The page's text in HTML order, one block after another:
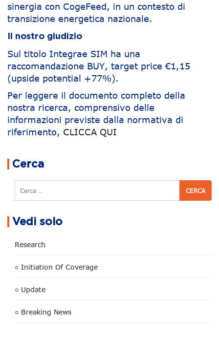
sinergia con CogeFeed, in un contesto di
transizione energetica nazionale.
Il nostro giudizio
Sul titolo Integrae SIM ha una
raccomandazione BUY, target price €1,15
(upside potential +77%).
Per leggere il documento completo della
nostra ricerca, comprensivo delle
informazioni previste dalla normativa di
riferimento, CLICCA QUI
Cerca
Cerca
Vedi solo
Research
○ Initiation Of Coverage
○ Update
○ Breaking News